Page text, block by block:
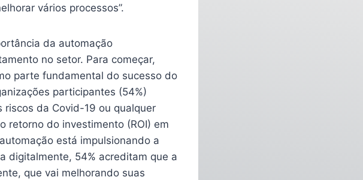
vários processos”.
da automação
no setor. Para começar,
parte fundamental do sucesso do
participantes (54%)
da Covid-19 ou qualquer
retorno do investimento (ROI) em
está impulsionando a
digitalmente, 54% acreditam que a
que vai melhorando suas